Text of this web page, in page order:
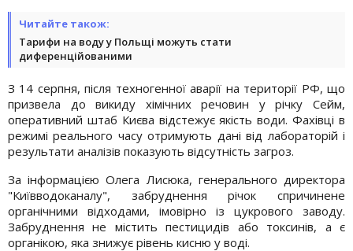
Читайте також:
Тарифи на воду у Польщі можуть стати
диференційованими
З 14 серпня, після техногенної аварії на території РФ, що
призвела до викиду хімічних речовин у річку Сейм,
оперативний штаб Києва відстежує якість води. Фахівці в
режимі реального часу отримують дані від лабораторій і
результати аналізів показують відсутність загроз.
За інформацією Олега Лисюка, генерального директора
"Київводоканалу", забруднення річок спричинене
органічними відходами, імовірно із цукрового заводу.
Забруднення не містить пестицидів або токсинів, а є
органікою, яка знижує рівень кисню у воді.